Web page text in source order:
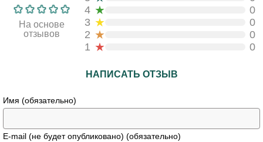
На основе
отзывов
4 ★
0
3 ★
0
2 ★
0
1 ★ 0
НАПИСАТЬ ОТЗЫВ
Имя (обязательно)
E-mail (не будет опубликовано) (обязательно)